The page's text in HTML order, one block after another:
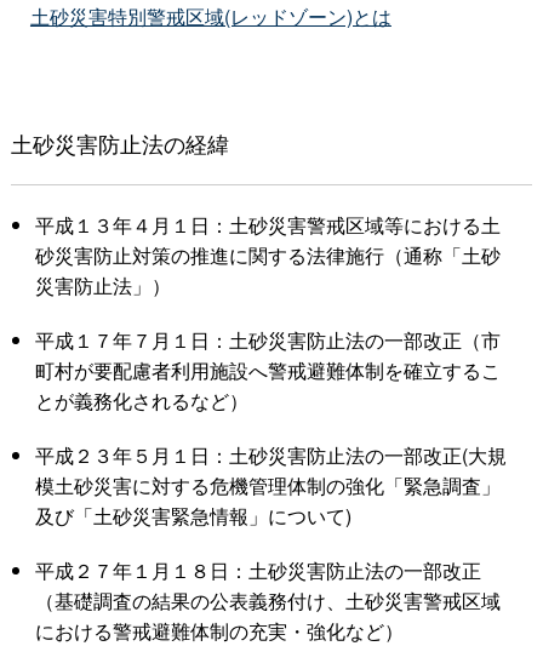
土砂災害特別警戒区域(レッドゾーン)とは
土砂災害防止法の経緯
平成１３年４月１日：土砂災害警戒区域等における土
砂災害防止対策の推進に関する法律施行（通称「土砂
災害防止法」）
平成１７年７月１日：土砂災害防止法の一部改正（市
町村が要配慮者利用施設へ警戒避難体制を確立するこ
とが義務化されるなど）
平成２３年５月１日：土砂災害防止法の一部改正(大規
模土砂災害に対する危機管理体制の強化「緊急調査」
及び「土砂災害緊急情報」について)
平成２７年１月１８日：土砂災害防止法の一部改正
（基礎調査の結果の公表義務付け、土砂災害警戒区域
における警戒避難体制の充実・強化など）